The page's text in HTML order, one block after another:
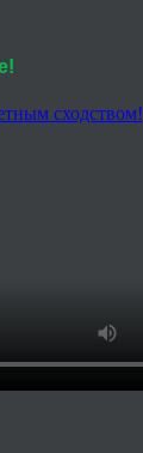
сходством!